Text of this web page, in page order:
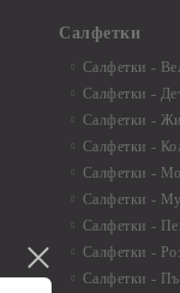
Салфетки
Салфетки -
Салфетки -
Салфетки -
Салфетки -
Салфетки -
Салфетки -
Салфетки -
Салфетки -
Салфетки -